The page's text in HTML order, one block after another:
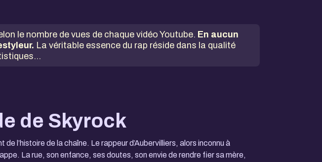
le nombre de vues de chaque vidéo Youtube. En aucun
La véritable essence du rap réside dans la qualité
de Skyrock
l’histoire de la chaîne. Le rappeur d’Aubervilliers, alors inconnu à
La rue, son enfance, ses doutes, son envie de rendre fier sa mère,